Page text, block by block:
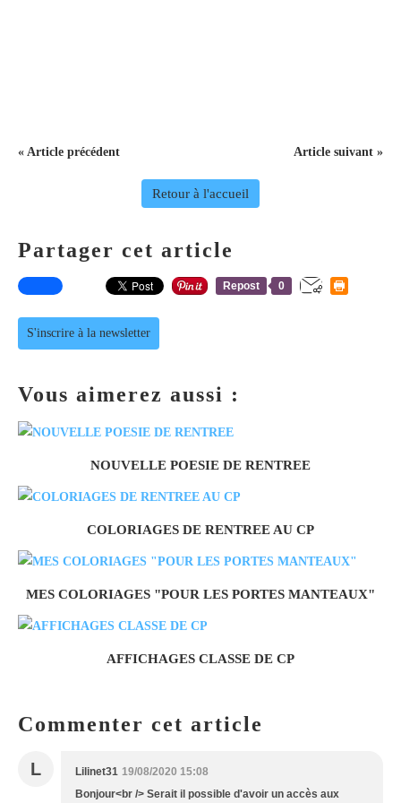
« Article précédent Article suivant »
Retour à l'accueil
Partager cet article
Repost 0
S'inscrire à la newsletter
Vous aimerez aussi :
NOUVELLE POESIE DE RENTREE
COLORIAGES DE RENTREE AU CP
MES COLORIAGES "POUR LES PORTES MANTEAUX"
AFFICHAGES CLASSE DE CP
Commenter cet article
L Lilinet31 19/08/2020 15:08
Bonjour<br /> Serait il possible d'avoir un accès aux